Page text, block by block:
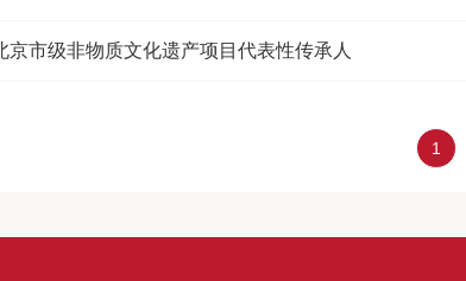
京市级非物质文化遗产项目代表性传承人
1